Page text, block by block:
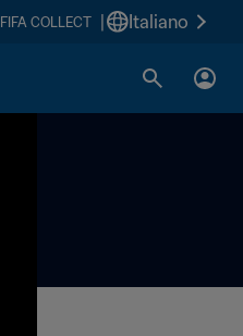
FIFA COLLECT Italiano